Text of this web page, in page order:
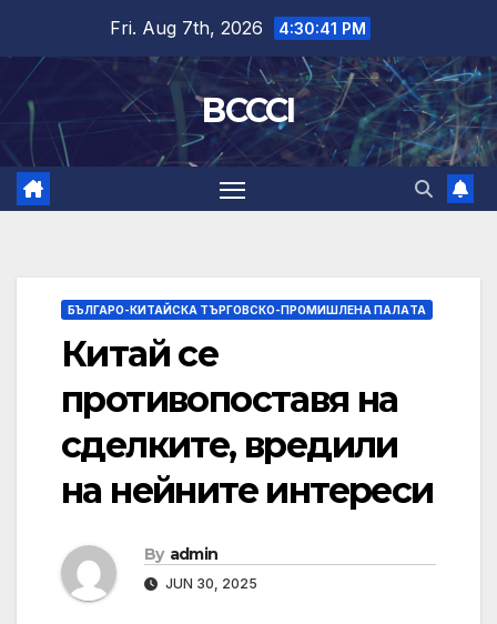
content
Fri. Aug 7th, 2026 4:30:41 PM
BCCCI
БЪЛГАРО-КИТАЙСКА ТЪРГОВСКО-ПРОМИШЛЕНА ПАЛAТА
Китай се
противопоставя на
сделките, вредили
на нейните интереси
By admin
JUN 30, 2025